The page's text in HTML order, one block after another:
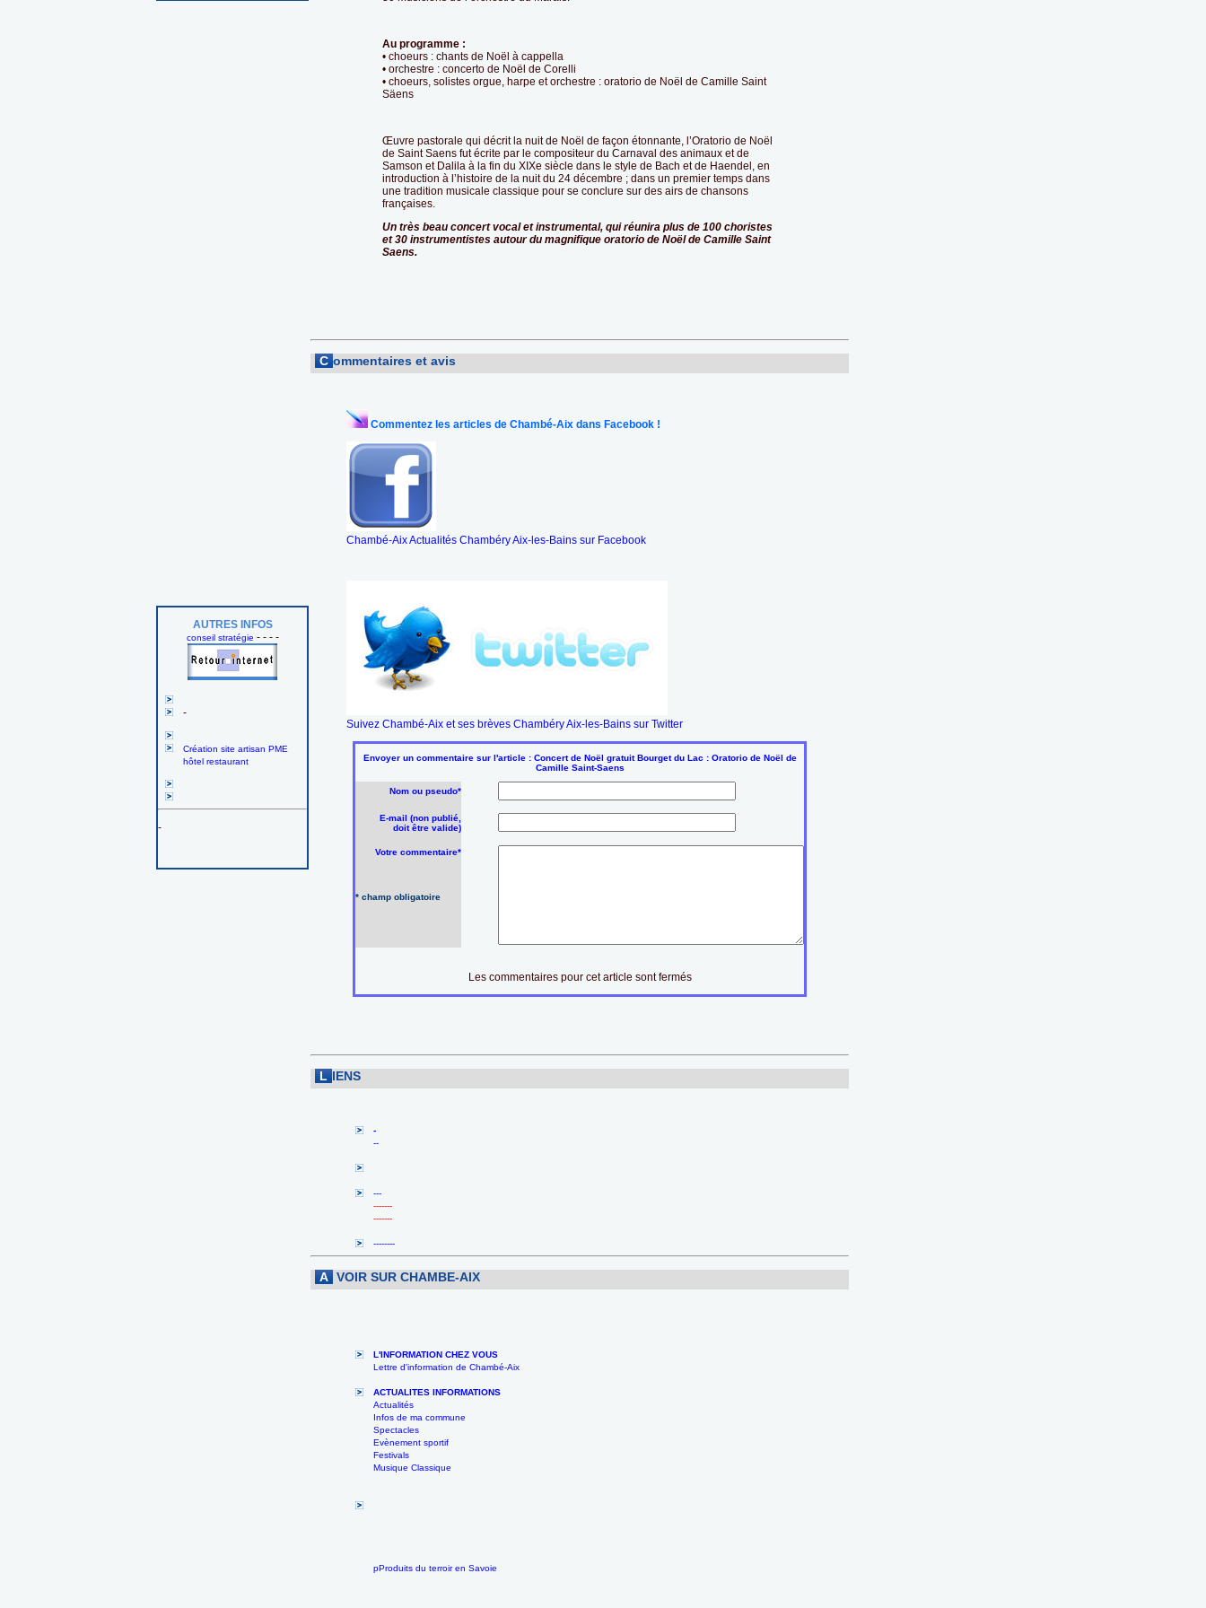
AUTRES INFOS
conseil stratégie - - - -
-
Création site artisan PME
hôtel restaurant
-
Au programme :
• choeurs : chants de Noël à cappella
• orchestre : concerto de Noël de Corelli
• choeurs, solistes orgue, harpe et orchestre : oratorio de Noël de Camille Saint
Säens
Œuvre pastorale qui décrit la nuit de Noël de façon étonnante, l’Oratorio de Noël
de Saint Saens fut écrite par le compositeur du Carnaval des animaux et de
Samson et Dalila à la fin du XIXe siècle dans le style de Bach et de Haendel, en
introduction à l’histoire de la nuit du 24 décembre ; dans un premier temps dans
une tradition musicale classique pour se conclure sur des airs de chansons
françaises.
Un très beau concert vocal et instrumental, qui réunira plus de 100 choristes
et 30 instrumentistes autour du magnifique oratorio de Noël de Camille Saint
Saens.
C ommentaires et avis
Commentez les articles de Chambé-Aix dans Facebook !
Chambé-Aix Actualités Chambéry Aix-les-Bains sur Facebook
Suivez Chambé-Aix et ses brèves Chambéry Aix-les-Bains sur Twitter
Envoyer un commentaire sur l'article : Concert de Noël gratuit Bourget du Lac : Oratorio de Noël de
Camille Saint-Saens
Nom ou pseudo*
E-mail (non publié,
doit être valide)
Votre commentaire*
* champ obligatoire
Les commentaires pour cet article sont fermés
L IENS
-
--
---
-------
-------
--------
A VOIR SUR CHAMBE-AIX
L'INFORMATION CHEZ VOUS
Lettre d'information de Chambé-Aix
ACTUALITES INFORMATIONS
Actualités
Infos de ma commune
Spectacles
Evènement sportif
Festivals
Musique Classique
pProduits du terroir en Savoie